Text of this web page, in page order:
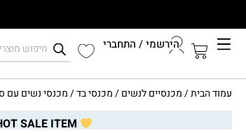
הירשמי / התחברי
עמוד הבית/מכנסיים לנשים/מכנסי בד/ מכנסי נשים עם